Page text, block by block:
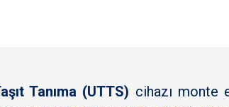
Tanıma (UTTS) cihazı monte